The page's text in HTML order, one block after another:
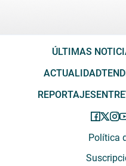
ÚLTIMAS
ACTUALIDAD
REPORTAJES
Política